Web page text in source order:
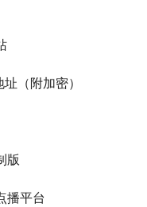
（附加密）
版
播平台